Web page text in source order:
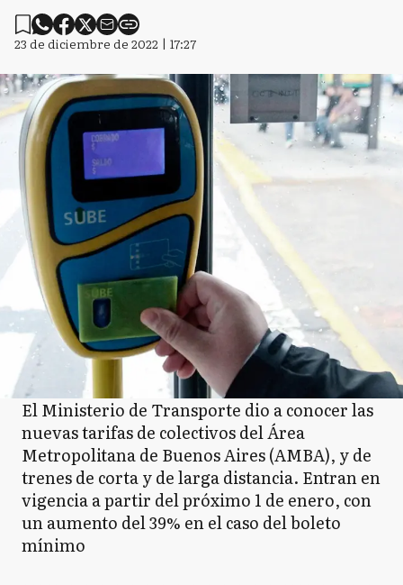
23 de diciembre de 2022 | 17:27
El Ministerio de Transporte dio a conocer las
nuevas tarifas de colectivos del Área
Metropolitana de Buenos Aires (AMBA), y de
trenes de corta y de larga distancia. Entran en
vigencia a partir del próximo 1 de enero, con
un aumento del 39% en el caso del boleto
mínimo